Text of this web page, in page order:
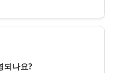
되나요?